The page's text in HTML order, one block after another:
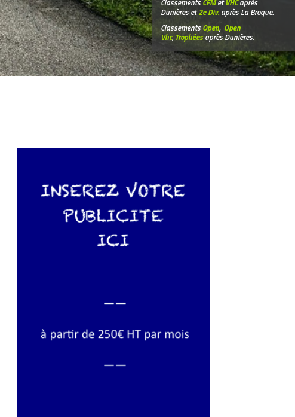
ClassementsCFMetVHCaprès
Dunières et2e Div.après La Broque.
ClassementsOpen, Open
Vhc, Trophéesaprès Dunières.